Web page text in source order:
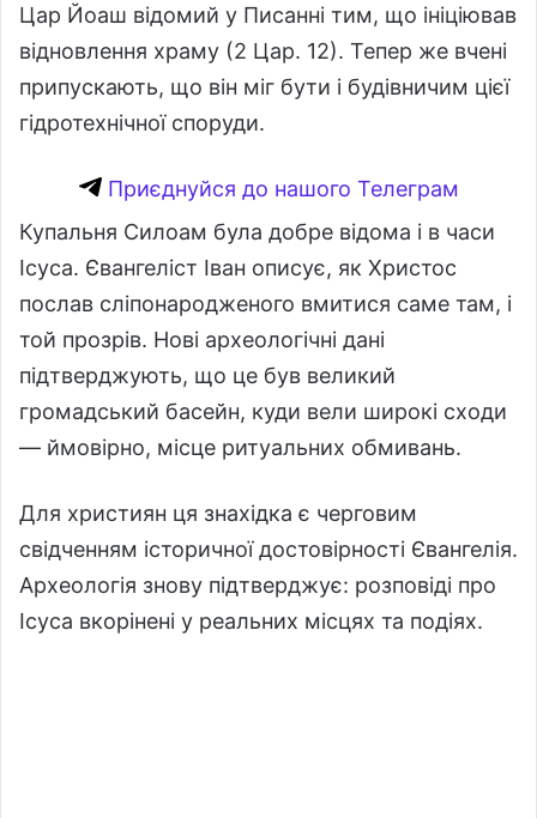
Цар Йоаш відомий у Писанні тим, що ініціював
відновлення храму (2 Цар. 12). Тепер же вчені
припускають, що він міг бути і будівничим цієї
гідротехнічної споруди.
Приєднуйся до нашого Телеграм
Купальня Силоам була добре відома і в часи
Ісуса. Євангеліст Іван описує, як Христос
послав сліпонародженого вмитися саме там, і
той прозрів. Нові археологічні дані
підтверджують, що це був великий
громадський басейн, куди вели широкі сходи
— ймовірно, місце ритуальних обмивань.
Для християн ця знахідка є черговим
свідченням історичної достовірності Євангелія.
Археологія знову підтверджує: розповіді про
Ісуса вкорінені у реальних місцях та подіях.